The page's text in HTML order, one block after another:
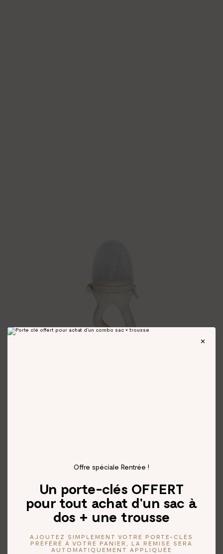
Offre spéciale Rentrée !
Un porte-clés OFFERT
pour tout achat d'un sac à
dos + une trousse
AJOUTEZ SIMPLEMENT VOTRE PORTE-CLÉS
PRÉFÉRÉ À VOTRE PANIER, LA REMISE SERA
AUTOMATIQUEMENT APPLIQUÉE